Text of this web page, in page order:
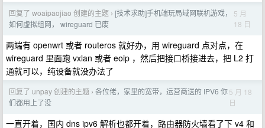
回复了 woaipaojiao 创建的主题 › [技术求助]手机端玩局域网联机游戏，
如何虚拟组网， wireguard 已废
5 月
18 日
两端有 openwrt 或者 routeros 就好办，用 wireguard 点对点，在
wireguard 里面跑 vxlan 或者 eoip ，然后把接口桥接进去，把 L2 打
通就可以，纯设备就没办法了
回复了 unpay 创建的主题 › 各位佬，家里的宽带，运营商送的 IPV6 你
们都用上了没
5 月 18
日
一直开着，国内 dns ipv6 解析也都开着，路由器防火墙看了下 v4 和